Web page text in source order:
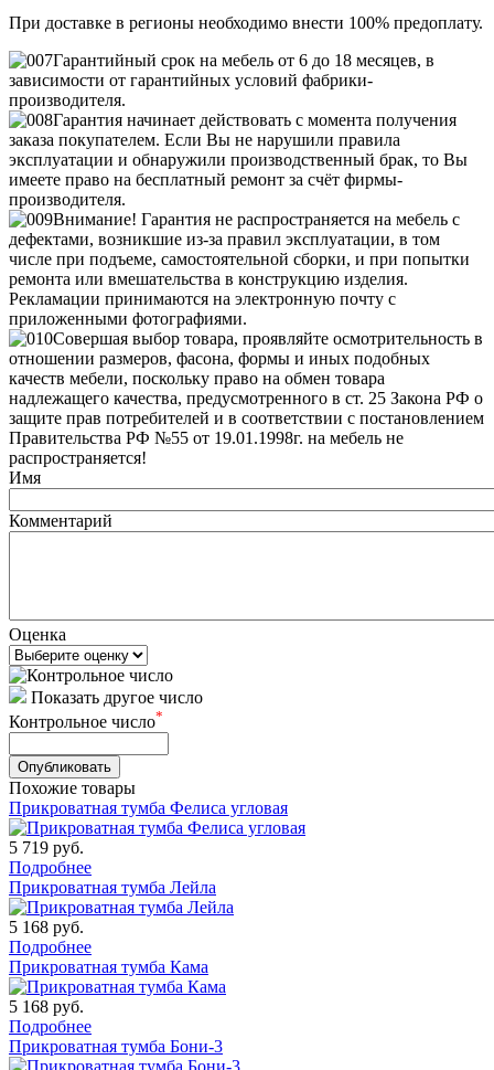
При доставке в регионы необходимо внести 100% предоплату.
Гарантийный срок на мебель от 6 до 18 месяцев, в
зависимости от гарантийных условий фабрики-
производителя.
Гарантия начинает действовать с момента получения
заказа покупателем. Если Вы не нарушили правила
эксплуатации и обнаружили производственный брак, то Вы
имеете право на бесплатный ремонт за счёт фирмы-
производителя.
Внимание! Гарантия не распространяется на мебель с
дефектами, возникшие из-за правил эксплуатации, в том
числе при подъеме, самостоятельной сборки, и при попытки
ремонта или вмешательства в конструкцию изделия.
Рекламации принимаются на электронную почту с
приложенными фотографиями.
Совершая выбор товара, проявляйте осмотрительность в
отношении размеров, фасона, формы и иных подобных
качеств мебели, поскольку право на обмен товара
надлежащего качества, предусмотренного в ст. 25 Закона РФ о
защите прав потребителей и в соответствии с постановлением
Правительства РФ №55 от 19.01.1998г. на мебель не
распространяется!
Имя
Комментарий
Оценка
Показать другое число
Контрольное число*
Похожие товары
Прикроватная тумба Фелиса угловая
5 719 руб.
Подробнее
Прикроватная тумба Лейла
5 168 руб.
Подробнее
Прикроватная тумба Кама
5 168 руб.
Подробнее
Прикроватная тумба Бони-3